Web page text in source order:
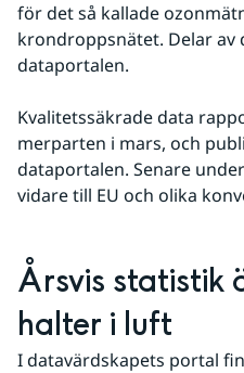
för det så kallade
krondroppsnätet. Delar av
dataportalen.
Kvalitetssäkrade data
merparten i mars, och
dataportalen. Senare
vidare till EU och olika
Årsvis statistik
halter i luft
I datavärdskapets portal